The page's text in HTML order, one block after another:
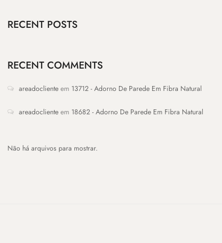
RECENT POSTS
RECENT COMMENTS
areadocliente em 13712 - Adorno De Parede Em Fibra Natural
areadocliente em 18682 - Adorno De Parede Em Fibra Natural
Não há arquivos para mostrar.